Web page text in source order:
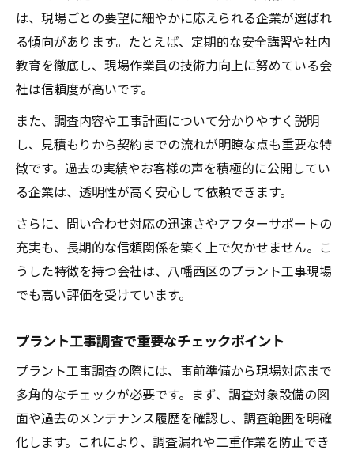
は、現場ごとの要望に細やかに応えられる企業が選ばれ
る傾向があります。たとえば、定期的な安全講習や社内
教育を徹底し、現場作業員の技術力向上に努めている会
社は信頼度が高いです。
また、調査内容や工事計画について分かりやすく説明
し、見積もりから契約までの流れが明瞭な点も重要な特
徴です。過去の実績やお客様の声を積極的に公開してい
る企業は、透明性が高く安心して依頼できます。
さらに、問い合わせ対応の迅速さやアフターサポートの
充実も、長期的な信頼関係を築く上で欠かせません。こ
うした特徴を持つ会社は、八幡西区のプラント工事現場
でも高い評価を受けています。
プラント工事調査で重要なチェックポイント
プラント工事調査の際には、事前準備から現場対応まで
多角的なチェックが必要です。まず、調査対象設備の図
面や過去のメンテナンス履歴を確認し、調査範囲を明確
化します。これにより、調査漏れや二重作業を防止でき